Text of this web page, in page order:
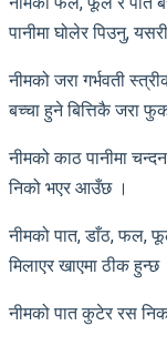
पानीमा घोलेर पिउनु,
नीमको जरा गर्भवती
बच्चा हुने बित्तिकै जरा
नीमको काठ पानीमा
निको भएर आउँछ ।
नीमको पात, डाँठ, फल,
मिलाएर खाएमा ठीक हुन्छ
नीमको पात कुटेर रस